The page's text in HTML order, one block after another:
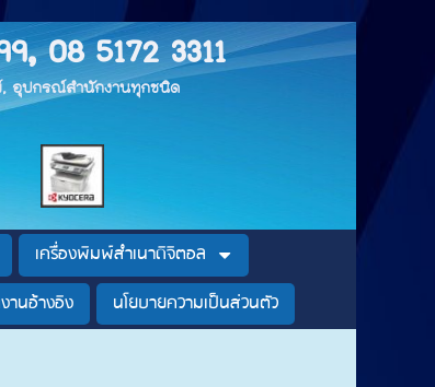
08 5172 3311
, อุปกรณ์สำนักงานทุกชนิด
เครื่องพิมพ์สำเนาดิจิตอล
านอ้างอิง นโยบายความเป็นส่วนตัว